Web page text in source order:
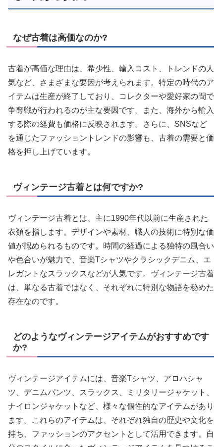
なぜ古着は高価なのか?
古着が高価な理由は、希少性、輸入コスト、トレンドの人
気など、さまざまな要因が考えられます。特定の時代のア
イテムは生産が終了しており、コレクターや愛好家の間で
争奪戦が行われるのが主な要因です。また、海外から輸入
する際の経費も価格に反映されます。さらに、SNSなど
を通じたファッショントレンドの影響も、古着の需要と価
格を押し上げています。
ヴィンテージ古着とは何ですか?
ヴィンテージ古着とは、主に1990年代以前に生産された
衣類を指します。デザインや素材、職人の技術に特別な価
値が認められるものです。時間の経過による独特の風合い
や色合いが魅力で、音楽Tシャツやクラシックデニム、エ
レガントなスラックスなどが人気です。ヴィンテージ古着
は、単なる古着ではなく、それぞれに特別な物語を秘めた
存在なのです。
どのようなヴィンテージアイテムがおすすめです
か?
ヴィンテージアイテムには、音楽Tシャツ、アロハシャ
ツ、デニムパンツ、スラックス、ミリタリージャケット、
ナイロンジャケットなど、様々な個性的なアイテムがあり
ます。これらのアイテムは、それぞれ独自の歴史や文化を
持ち、ファッションのアクセントとして活用できます。自